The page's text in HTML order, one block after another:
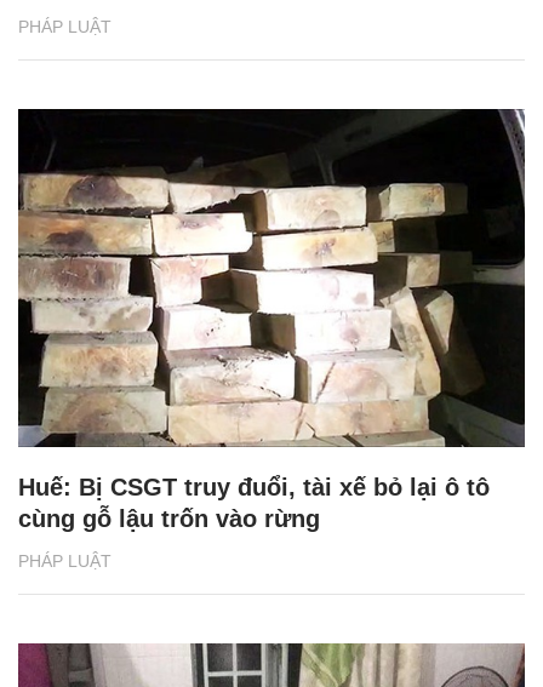
PHÁP LUẬT
PHÁP LUẬT
Huế: Bị CSGT truy đuổi, tài xế bỏ lại ô tô
cùng gỗ lậu trốn vào rừng